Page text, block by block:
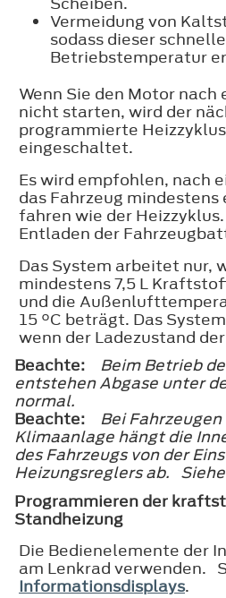
Vermeidung von
sodass dieser
Betriebstemperatur
Wenn Sie den Motor nach
nicht starten, wird der
programmierte
eingeschaltet.
Es wird empfohlen, nach
das Fahrzeug mindestens
fahren wie der
Entladen der
Das System arbeitet nur,
mindestens 7,5 L
und die
15 °C beträgt. Das
wenn der Ladezustand
Beachte:
Beim Betrieb
entstehen Abgase unter
normal.
Beachte:
Bei
Klimaanlage hängt die
des Fahrzeugs von der
Heizungsreglers ab. Siehe
Programmieren der
Standheizung
Die Bedienelemente der
am Lenkrad verwenden.
Informationsdisplays.